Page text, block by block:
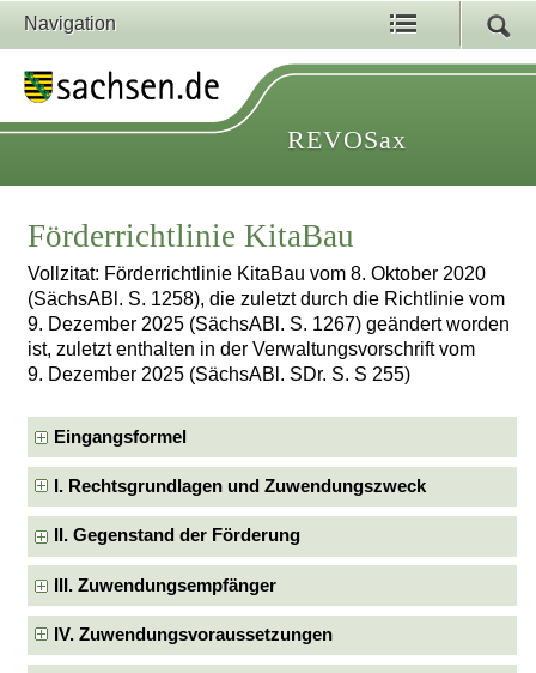
Navigation
REVOSax
Förderrichtlinie KitaBau
Vollzitat: Förderrichtlinie KitaBau vom 8. Oktober 2020
(SächsABl. S. 1258), die zuletzt durch die Richtlinie vom
9. Dezember 2025 (SächsABl. S. 1267) geändert worden
ist, zuletzt enthalten in der Verwaltungsvorschrift vom
9. Dezember 2025 (SächsABl. SDr. S. S 255)
Eingangsformel
I. Rechtsgrundlagen und Zuwendungszweck
II. Gegenstand der Förderung
III. Zuwendungsempfänger
IV. Zuwendungsvoraussetzungen